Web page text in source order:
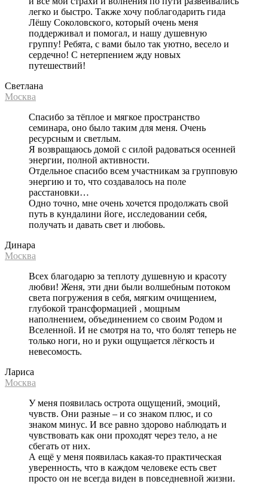
легко и быстро. Также хочу поблагодарить гида
Лёшу Соколовского, который очень меня
поддерживал и помогал, и нашу душевную
группу! Ребята, с вами было так уютно, весело и
сердечно! С нетерпением жду новых
путешествий!
Светлана
Москва
Спасибо за тёплое и мягкое пространство
семинара, оно было таким для меня. Очень
ресурсным и светлым.
Я возвращаюсь домой с силой радоваться осенней
энергии, полной активности.
Отдельное спасибо всем участникам за групповую
энергию и то, что создавалось на поле
расстановки…
Одно точно, мне очень хочется продолжать свой
путь в кундалини йоге, исследовании себя,
получать и давать свет и любовь.
Динара
Москва
Всех благодарю за теплоту душевную и красоту
любви! Женя, эти дни были волшебным потоком
света погружения в себя, мягким очищением,
глубокой трансформацией , мощным
наполнением, объединением со своим Родом и
Вселенной. И не смотря на то, что болят теперь не
только ноги, но и руки ощущается лёгкость и
невесомость.
Лариса
Москва
У меня появилась острота ощущений, эмоций,
чувств. Они разные – и со знаком плюс, и со
знаком минус. И все равно здорово наблюдать и
чувствовать как они проходят через тело, а не
сбегать от них.
А ещё у меня появилась какая-то практическая
уверенность, что в каждом человеке есть свет
просто он не всегда виден в повседневной жизни.